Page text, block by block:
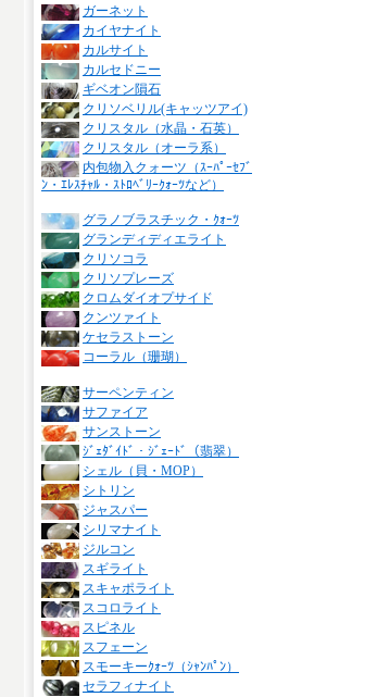
ガーネット
カイヤナイト
カルサイト
カルセドニー
ギベオン隕石
クリソベリル(キャッツアイ)
クリスタル（水晶・石英）
クリスタル（オーラ系）
内包物入クォーツ（ｽｰﾊﾟｰｾﾌﾞ
ﾝ・ｴﾚｽﾁｬﾙ・ｽﾄﾛﾍﾞﾘｰｸｫｰﾂなど）
グラノブラスチック・ｸｫｰﾂ
グランディディエライト
クリソコラ
クリソプレーズ
クロムダイオプサイド
クンツァイト
ケセラストーン
コーラル（珊瑚）
サーペンティン
サファイア
サンストーン
ｼﾞｪﾀﾞｲﾄﾞ・ｼﾞｪｰﾄﾞ（翡翠）
シェル（貝・MOP）
シトリン
ジャスパー
シリマナイト
ジルコン
スギライト
スキャポライト
スコロライト
スピネル
スフェーン
スモーキーｸｫｰﾂ（ｼｬﾝﾊﾟﾝ）
セラフィナイト